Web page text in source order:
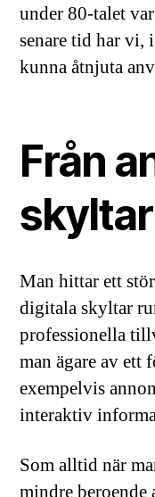
under 80-talet
senare tid har vi,
kunna åtnjuta
Från
skyltar
Man hittar ett
digitala skyltar
professionella
man ägare av ett
exempelvis
interaktiv
Som alltid när